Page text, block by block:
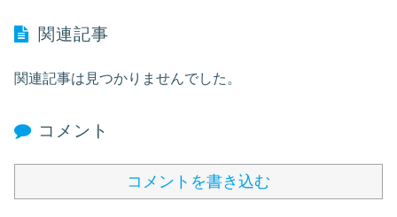
関連記事
関連記事は見つかりませんでした。
コメント
コメントを書き込む